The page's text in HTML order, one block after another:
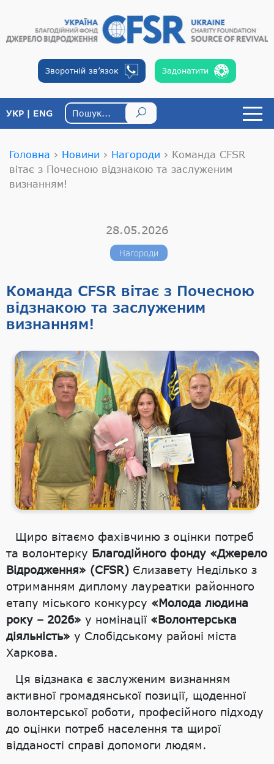
Зворотній зв’язок Задонатити
УКР ENG
Головна › Новини › Нагороди › Команда CFSR
вітає з Почесною відзнакою та заслуженим
визнанням!
28.05.2026
Нагороди
Команда CFSR вітає з Почесною
відзнакою та заслуженим
визнанням!
Щиро вітаємо фахівчиню з оцінки потреб
та волонтерку Благодійного фонду «Джерело
Відродження» (CFSR) Єлизавету Неділько з
отриманням диплому лауреатки районного
етапу міського конкурсу «Молода людина
року – 2026» у номінації «Волонтерська
діяльність» у Слобідському районі міста
Харкова.
Ця відзнака є заслуженим визнанням
активної громадянської позиції, щоденної
волонтерської роботи, професійного підходу
до оцінки потреб населення та щирої
відданості справі допомоги людям.